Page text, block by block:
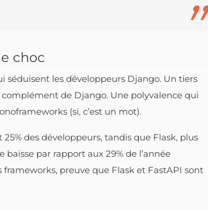
choc
séduisent les développeurs Django. Un tiers
de Django. Une polyvalence qui
(si, c’est un mot).
des développeurs, tandis que Flask, plus
baisse par rapport aux 29% de l’année
frameworks, preuve que Flask et FastAPI sont